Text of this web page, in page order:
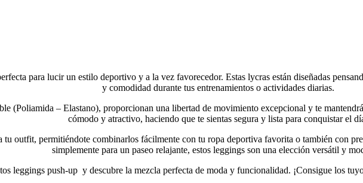
para lucir un estilo deportivo y a la vez favorecedor. Estas lycras están diseñadas
y comodidad durante tus entrenamientos o actividades diarias.
(Poliamida – Elastano), proporcionan una libertad de movimiento excepcional y te
cómodo y atractivo, haciendo que te sientas segura y lista para conquistar el
outfit, permitiéndote combinarlos fácilmente con tu ropa deportiva favorita o también con
simplemente para un paseo relajante, estos leggings son una elección versátil y
leggings push-up y descubre la mezcla perfecta de moda y funcionalidad. ¡Consigue los